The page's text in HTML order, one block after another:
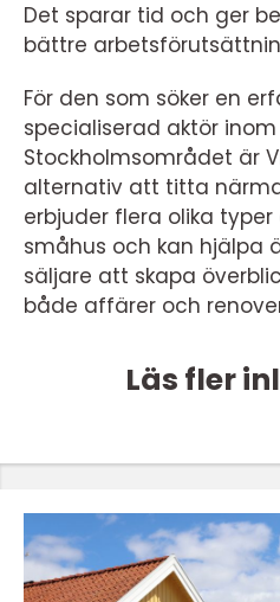
Det sparar tid och ger
bättre
För den som söker en
specialiserad aktör inom
Stockholmsområdet är
alternativ att titta
erbjuder flera olika
småhus och kan hjälpa
säljare att skapa
både affärer och
Läs fler